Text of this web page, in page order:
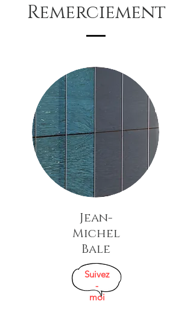
Remerciement
Jean-
Michel
Bale
Suivez
-
moi